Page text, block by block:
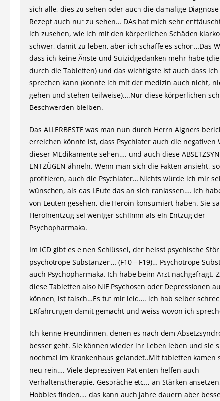
sich alle, dies zu sehen oder auch die damalige
Rezept auch nur zu sehen… DAs hat mich sehr
ich zusehen, wie ich mit den körperlichen Schäden
schwer, damit zu leben, aber ich schaffe es schon…Das
dass ich keine Änste und Suizidgedanken mehr habe
durch die Tabletten) und das wichtigste ist auch dass
sprechen kann (konnte ich mit der medizin auch nicht,
gehen und stehen teilweise)….Nur diese körperlichen
Beschwerden bleiben.
Das ALLERBESTE was man nun durch Herrn Aigners
erreichen könnte ist, dass Psychiater auch die negativen
dieser MEdikamente sehen…. und auch diese
ENTZÜGEN ähneln. Wenn man sich die Fakten ansieht,
profitieren, auch die Psychiater… Nichts würde ich mir
wünschen, als das LEute das an sich ranlassen…. Ich
von Leuten gesehen, die Heroin konsumiert haben. Sie
Heroinentzug sei weniger schlimm als ein Entzug der
Psychopharmaka.
Im ICD gibt es einen Schlüssel, der heisst psychische
psychotrope Substanzen… (F10 – F19)… Psychotrope
auch Psychopharmaka. Ich habe beim Arzt nachgefragt.
diese Tabletten also NIE Psychosen oder Depressionen
können, ist falsch…Es tut mir leid…. ich hab selber
ERfahrungen damit gemacht und weiss wovon ich
Ich kenne Freundinnen, denen es nach dem
besser geht. Sie können wieder ihr Leben leben und sie
nochmal im Krankenhaus gelandet..Mit tabletten kamen
neu rein…. Viele depressiven Patienten helfen auch
Verhaltenstherapie, Gespräche etc.., an Stärken
Hobbies finden…. das kann auch jahre dauern aber